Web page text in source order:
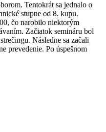
Tentokrát sa jednalo o
stupne od 8. kupu.
čo narobilo niektorým
Začiatok semináru bol
Následne sa začali
prevedenie. Po úspešnom